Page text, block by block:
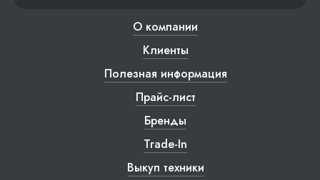
О компании
Клиенты
Полезная информация
Прайс-лист
Бренды
Trade-In
Выкуп техники